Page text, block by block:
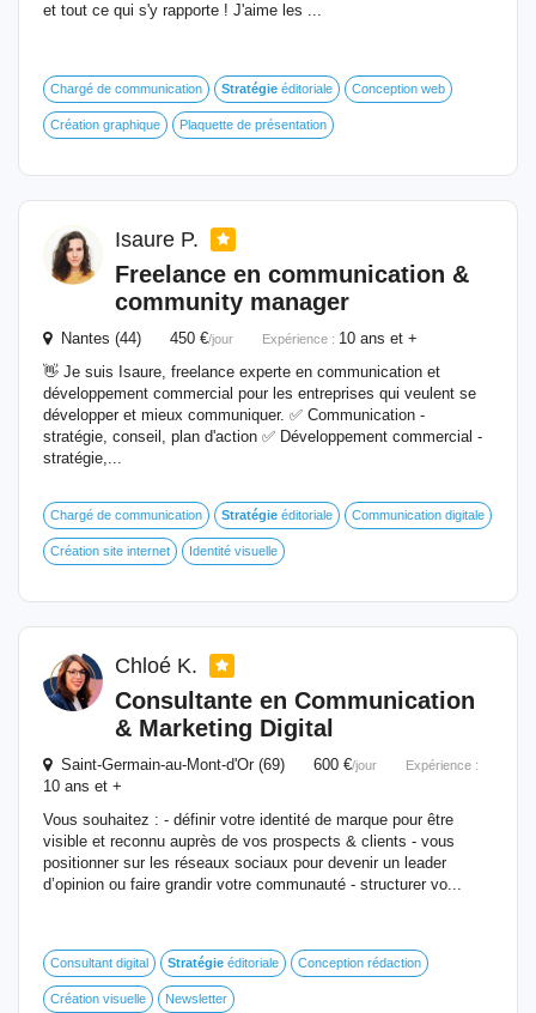
et tout ce qui s'y rapporte ! J'aime les ...
Chargé de communication Stratégie éditoriale Conception web
Création graphique Plaquette de présentation
Isaure P.
Freelance en communication &
community manager
Nantes (44) 450 €/jour Expérience : 10 ans et +
👋 Je suis Isaure, freelance experte en communication et
développement commercial pour les entreprises qui veulent se
développer et mieux communiquer. ✅ Communication -
stratégie, conseil, plan d'action ✅ Développement commercial -
stratégie,...
Chargé de communication Stratégie éditoriale Communication digitale
Création site internet Identité visuelle
Chloé K.
Consultante en Communication
& Marketing Digital
Saint-Germain-au-Mont-d'Or (69) 600 €/jour Expérience :
10 ans et +
Vous souhaitez : - définir votre identité de marque pour être
visible et reconnu auprès de vos prospects & clients - vous
positionner sur les réseaux sociaux pour devenir un leader
d’opinion ou faire grandir votre communauté - structurer vo...
Consultant digital Stratégie éditoriale Conception rédaction
Création visuelle Newsletter